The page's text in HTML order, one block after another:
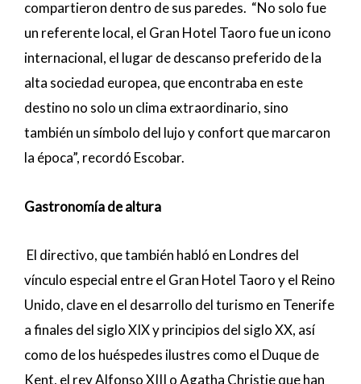
compartieron dentro de sus paredes. “No solo fue
un referente local, el Gran Hotel Taoro fue un icono
internacional, el lugar de descanso preferido de la
alta sociedad europea, que encontraba en este
destino no solo un clima extraordinario, sino
también un símbolo del lujo y confort que marcaron
la época”, recordó Escobar.
Gastronomía de altura
El directivo, que también habló en Londres del
vínculo especial entre el Gran Hotel Taoro y el Reino
Unido, clave en el desarrollo del turismo en Tenerife
a finales del siglo XIX y principios del siglo XX, así
como de los huéspedes ilustres como el Duque de
Kent, el rey Alfonso XIII o Agatha Christie que han